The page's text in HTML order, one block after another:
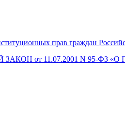
прав граждан
от 11.07.2001 N 95-ФЗ